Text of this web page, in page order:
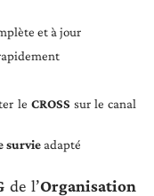
et à jour
le CROSS sur le canal
survie adapté
de l’Organisation